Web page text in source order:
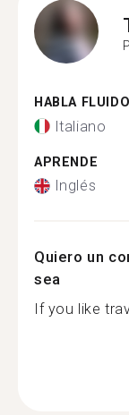
HABLA FLUIDO
Italiano
APRENDE
Inglés
Quiero un
sea
If you like